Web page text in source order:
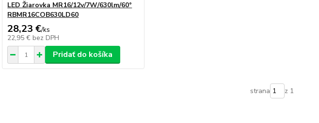
LED Žiarovka MR16/12v/7W/630lm/60°
RBMR16COB630LD60
28,23 €/ks
22,95 € bez DPH
Pridať do košíka
strana z 1